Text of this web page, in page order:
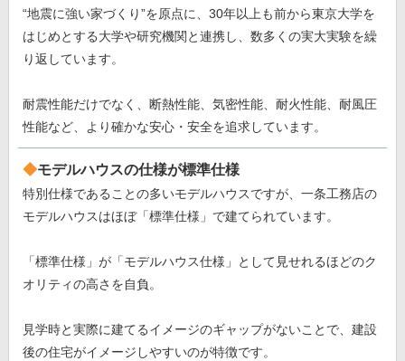
“地震に強い家づくり”を原点に、30年以上も前から東京大学を
はじめとする大学や研究機関と連携し、数多くの実大実験を繰
り返しています。
耐震性能だけでなく、断熱性能、気密性能、耐火性能、耐風圧
性能など、より確かな安心・安全を追求しています。
モデルハウスの仕様が標準仕様
特別仕様であることの多いモデルハウスですが、一条工務店の
モデルハウスはほぼ「標準仕様」で建てられています。
「標準仕様」が「モデルハウス仕様」として見せれるほどのク
オリティの高さを自負。
見学時と実際に建てるイメージのギャップがないことで、建設
後の住宅がイメージしやすいのが特徴です。